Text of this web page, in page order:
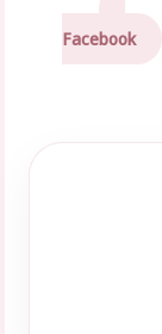
Facebook